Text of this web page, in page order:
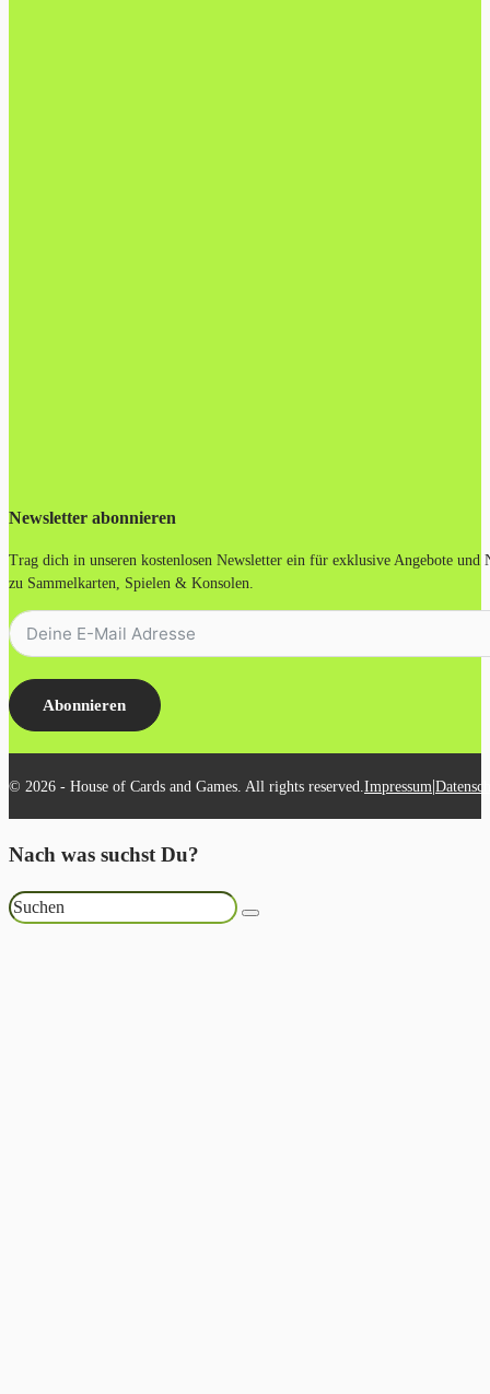
Newsletter abonnieren
Trag dich in unseren kostenlosen Newsletter ein für exklusive Angebote und
zu Sammelkarten, Spielen & Konsolen.
Abonnieren
© 2026 - House of Cards and Games. All rights reserved. Impressum|
Nach was suchst Du?
Suchen